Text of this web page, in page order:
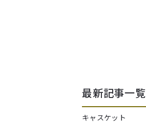
最新記事一覧
キャスケット